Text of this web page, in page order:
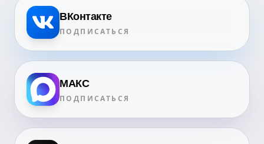
ВКонтакте
ПОДПИСАТЬСЯ
МАКС
ПОДПИСАТЬСЯ